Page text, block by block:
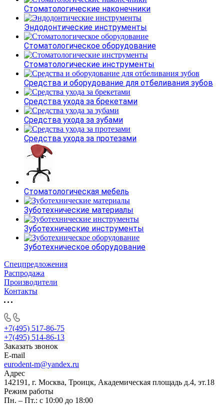
Стоматологические наконечники
Эндодонтические инструменты
Стоматологическое оборудование
Стоматологические инструменты
Средства и оборудование для отбеливания зубов
Средства ухода за брекетами
Средства ухода за зубами
Средства ухода за протезами
Стоматологическая мебель
Зуботехнические материалы
Зуботехнические инструменты
Зуботехническое оборудование
Спецпредложения
Распродажа
Производители
Контакты
+7(495) 517-86-75
+7(495) 514-86-13
Заказать звонок
E-mail
eurodent-m@yandex.ru
Адрес
142191, г. Москва, Троицк, Академическая площадь д.4, эт.18
Режим работы
Пн. – Пт.: с 10:00 до 18:00